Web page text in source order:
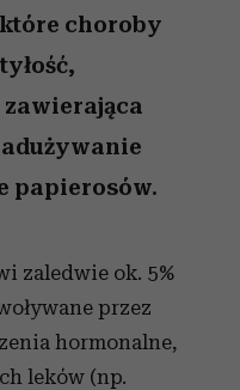
choroby
papierosów.
zaledwie ok. 5%
przez
hormonalne,
leków (np.